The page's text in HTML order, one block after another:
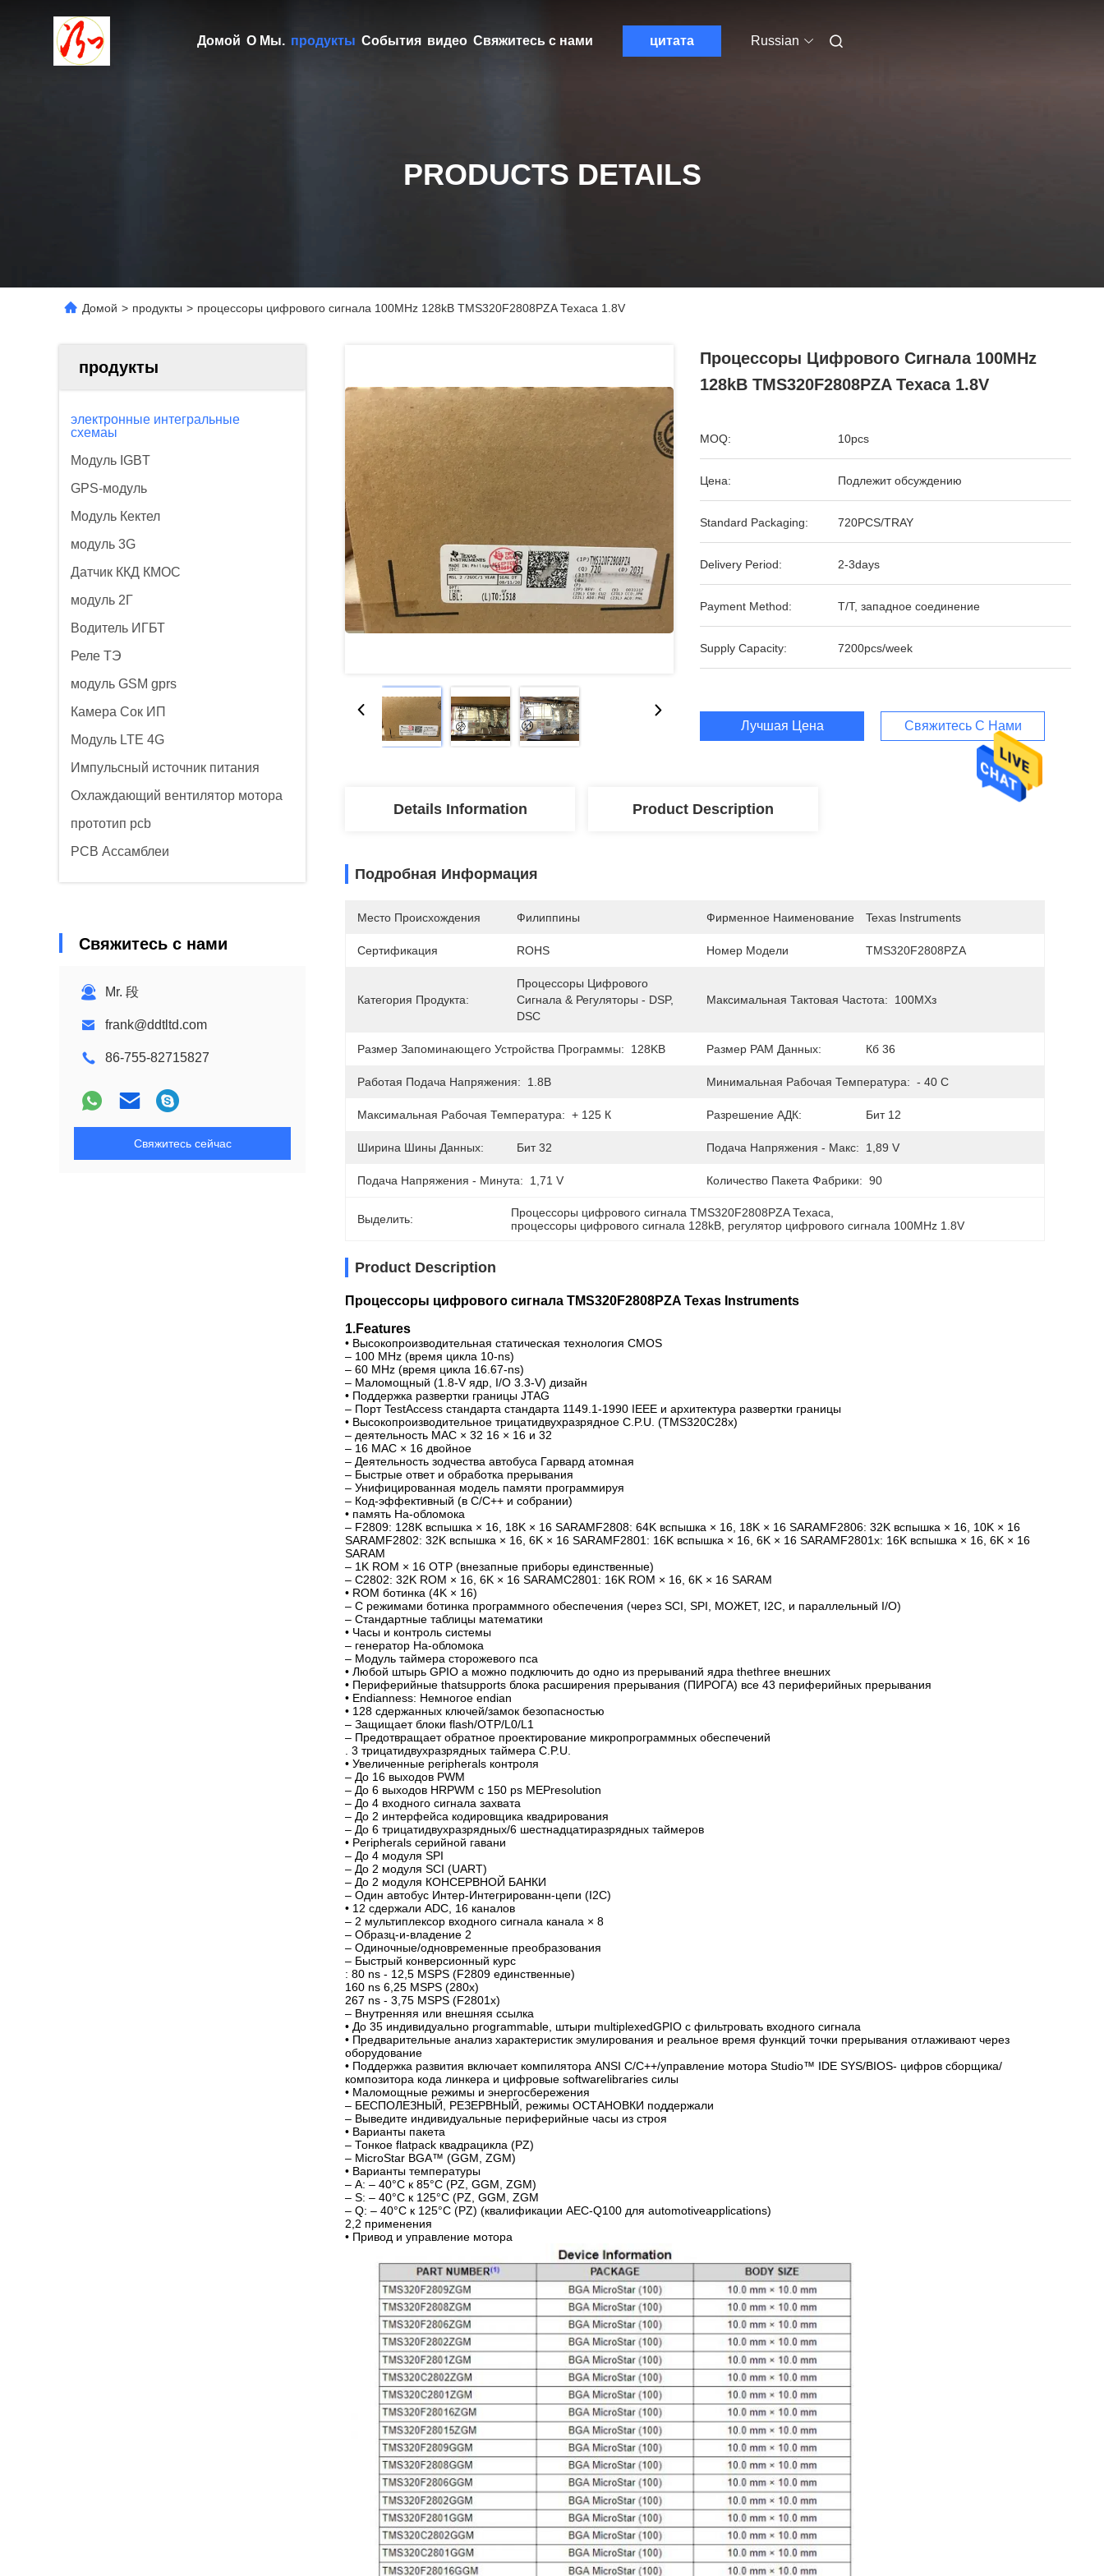
Домой О Мы. продукты События видео Свяжитесь с нами цитата Russian
PRODUCTS DETAILS
Домой > продукты > процессоры цифрового сигнала 100MHz 128kB TMS320F2808PZA Техаса 1.8V
продукты
электронные интегральные
схемаы
Модуль IGBT
GPS-модуль
Модуль Кектел
модуль 3G
Датчик ККД КМОС
модуль 2Г
Водитель ИГБТ
Реле ТЭ
модуль GSM gprs
Камера Сок ИП
Модуль LTE 4G
Импульсный источник питания
Охлаждающий вентилятор мотора
прототип pcb
PCB Ассамблеи
Свяжитесь с нами
Mr. 段
frank@ddtltd.com
86-755-82715827
Свяжитесь сейчас
Процессоры Цифрового Сигнала 100MHz
128kB TMS320F2808PZA Техаса 1.8V
MOQ: 10pcs
Цена: Подлежит обсуждению
Standard Packaging: 720PCS/TRAY
Delivery Period: 2-3days
Payment Method: T/T, западное соединение
Supply Capacity: 7200pcs/week
Лучшая Цена Свяжитесь С Нами
Details Information Product Description
Подробная Информация
Место Происхождения Филиппины Фирменное Наименование Texas Instruments
Сертификация ROHS Номер Модели TMS320F2808PZA
Категория Продукта:
Процессоры Цифрового
Сигнала & Регуляторы - DSP,
DSC
Максимальная Тактовая Частота: 100МХз
Размер Запоминающего Устройства Программы: 128KB Размер РАМ Данных: Кб 36
Работая Подача Напряжения: 1.8В Минимальная Рабочая Температура: - 40 C
Максимальная Рабочая Температура: + 125 К Разрешение АДК: Бит 12
Ширина Шины Данных: Бит 32 Подача Напряжения - Макс: 1,89 V
Подача Напряжения - Минута: 1,71 V Количество Пакета Фабрики: 90
Выделить: Процессоры цифрового сигнала TMS320F2808PZA Техаса
процессоры цифрового сигнала 128kB регулятор цифрового сигнала 100MHz 1.8V
Product Description
Процессоры цифрового сигнала TMS320F2808PZA Texas Instruments
1.Features
• Высокопроизводительная статическая технология CMOS
– 100 MHz (время цикла 10-ns)
– 60 MHz (время цикла 16.67-ns)
– Маломощный (1.8-V ядр, I/O 3.3-V) дизайн
• Поддержка развертки границы JTAG
– Порт TestAccess стандарта стандарта 1149.1-1990 IEEE и архитектура развертки границы
• Высокопроизводительное трицатидвухразрядное C.P.U. (TMS320C28x)
– деятельность MAC × 32 16 × 16 и 32
– 16 MAC × 16 двойное
– Деятельность зодчества автобуса Гарвард атомная
– Быстрые ответ и обработка прерывания
– Унифицированная модель памяти программируя
– Код-эффективный (в C/C++ и собрании)
• память На-обломока
– F2809: 128K вспышка × 16, 18K × 16 SARAMF2808: 64K вспышка × 16, 18K × 16 SARAMF2806: 32K вспышка × 16, 10K × 16
SARAMF2802: 32K вспышка × 16, 6K × 16 SARAMF2801: 16K вспышка × 16, 6K × 16 SARAMF2801x: 16K вспышка × 16, 6K × 16
SARAM
– 1K ROM × 16 OTP (внезапные приборы единственные)
– C2802: 32K ROM × 16, 6K × 16 SARAMC2801: 16K ROM × 16, 6K × 16 SARAM
• ROM ботинка (4K × 16)
– С режимами ботинка программного обеспечения (через SCI, SPI, МОЖЕТ, I2C, и параллельный I/O)
– Стандартные таблицы математики
• Часы и контроль системы
– генератор На-обломока
– Модуль таймера сторожевого пса
• Любой штырь GPIO a можно подключить до одно из прерываний ядра thethree внешних
• Периферийные thatsupports блока расширения прерывания (ПИРОГА) все 43 периферийных прерывания
• Endianness: Немногое endian
• 128 сдержанных ключей/замок безопасностью
– Защищает блоки flash/OTP/L0/L1
– Предотвращает обратное проектирование микропрограммных обеспечений
. 3 трицатидвухразрядных таймера C.P.U.
• Увеличенные peripherals контроля
– До 16 выходов PWM
– До 6 выходов HRPWM с 150 ps MEPresolution
– До 4 входного сигнала захвата
– До 2 интерфейса кодировщика квадрирования
– До 6 трицатидвухразрядных/6 шестнадцатиразрядных таймеров
• Peripherals серийной гавани
– До 4 модуля SPI
– До 2 модуля SCI (UART)
– До 2 модуля КОНСЕРВНОЙ БАНКИ
– Один автобус Интер-Интегрированн-цепи (I2C)
• 12 сдержали ADC, 16 каналов
– 2 мультиплексор входного сигнала канала × 8
– Образц-и-владение 2
– Одиночные/одновременные преобразования
– Быстрый конверсионный курс
: 80 ns - 12,5 MSPS (F2809 единственные)
160 ns 6,25 MSPS (280x)
267 ns - 3,75 MSPS (F2801x)
– Внутренняя или внешняя ссылка
• До 35 индивидуально programmable, штыри multiplexedGPIO с фильтровать входного сигнала
• Предварительные анализ характеристик эмулирования и реальное время функций точки прерывания отлаживают через
оборудование
• Поддержка развития включает компилятора ANSI C/C++/управление мотора Studio™ IDE SYS/BIOS- цифров сборщика/
композитора кода линкера и цифровые softwarelibraries силы
• Маломощные режимы и энергосбережения
– БЕСПОЛЕЗНЫЙ, РЕЗЕРВНЫЙ, режимы ОСТАНОВКИ поддержали
– Выведите индивидуальные периферийные часы из строя
• Варианты пакета
– Тонкое flatpack квадрацикла (PZ)
– MicroStar BGA™ (GGM, ZGM)
• Варианты температуры
– A: – 40°C к 85°C (PZ, GGM, ZGM)
– S: – 40°C к 125°C (PZ, GGM, ZGM
– Q: – 40°C к 125°C (PZ) (квалификации AEC-Q100 для automotiveapplications)
2,2 применения
• Привод и управление мотора